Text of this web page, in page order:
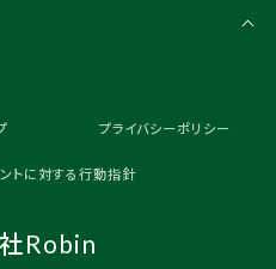
プライバシーポリシー
トに対する行動指針
Robin